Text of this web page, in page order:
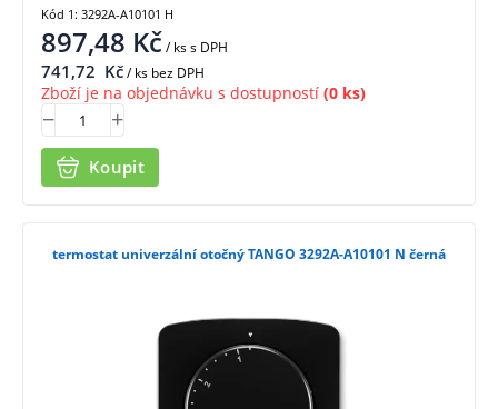
897,48 Kč/ kss DPH
741,72 Kč/ ks bez DPH
Zboží je na objednávku s dostupností (0 ks)
Koupit
Kód 1: 3292A-A10101 H
termostat univerzální otočný TANGO 3292A-A10101 N černá